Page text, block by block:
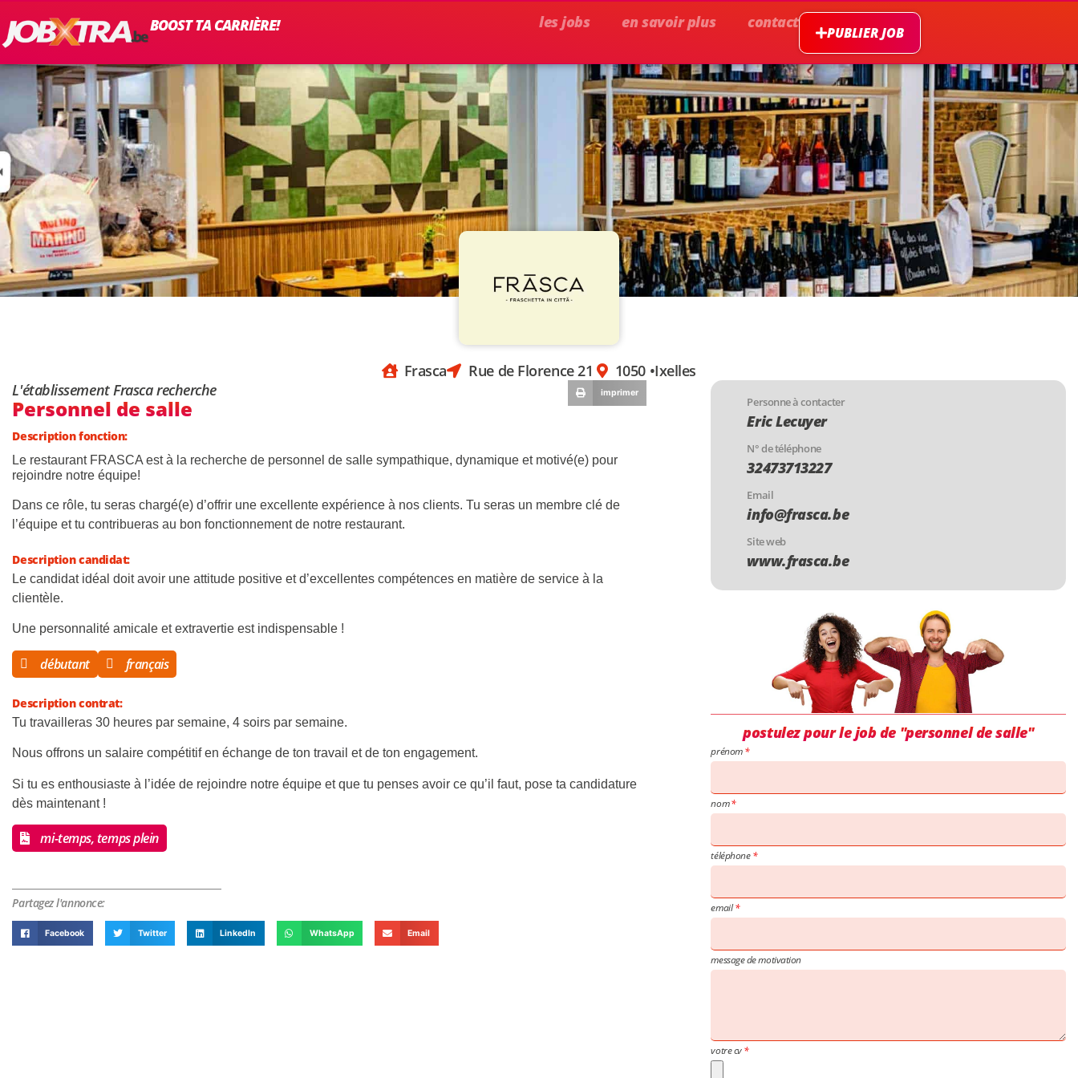
BOOST TA CARRIÈRE! les jobs en savoir plus contact
PUBLIER JOB
Frasca Rue de Florence 21 1050 •Ixelles
L'établissement Frasca recherche
imprimer
Personnel de salle
Description fonction:
Le restaurant FRASCA est à la recherche de personnel de salle sympathique, dynamique et motivé(e) pour
rejoindre notre équipe!
Dans ce rôle, tu seras chargé(e) d’offrir une excellente expérience à nos clients. Tu seras un membre clé de
l’équipe et tu contribueras au bon fonctionnement de notre restaurant.
Description candidat:
Le candidat idéal doit avoir une attitude positive et d’excellentes compétences en matière de service à la
clientèle.
Une personnalité amicale et extravertie est indispensable !
débutant français
Description contrat:
Tu travailleras 30 heures par semaine, 4 soirs par semaine.
Nous offrons un salaire compétitif en échange de ton travail et de ton engagement.
Si tu es enthousiaste à l’idée de rejoindre notre équipe et que tu penses avoir ce qu’il faut, pose ta candidature
dès maintenant !
mi-temps, temps plein
Partagez l'annonce:
Facebook Twitter LinkedIn WhatsApp Email
Personne à contacter
Eric Lecuyer
N° de téléphone
32473713227
Email
info@frasca.be
Site web
www.frasca.be
postulez pour le job de "personnel de salle"
prénom
nom
téléphone
email
message de motivation
votre cv